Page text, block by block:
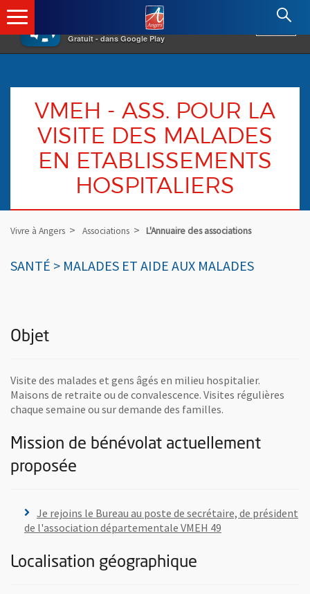
×
Gratuit - dans Google Play
Angers.fr : Retour à l'accueil
VMEH - ASS. POUR LA
VISITE DES MALADES
EN ETABLISSEMENTS
HOSPITALIERS
Vivre à Angers Associations L'Annuaire des associations
SANTÉ > MALADES ET AIDE AUX MALADES
Objet
Visite des malades et gens âgés en milieu hospitalier.
Maisons de retraite ou de convalescence. Visites régulières
chaque semaine ou sur demande des familles.
Mission de bénévolat actuellement
proposée
Je rejoins le Bureau au poste de secrétaire, de président
de l'association départementale VMEH 49
Localisation géographique